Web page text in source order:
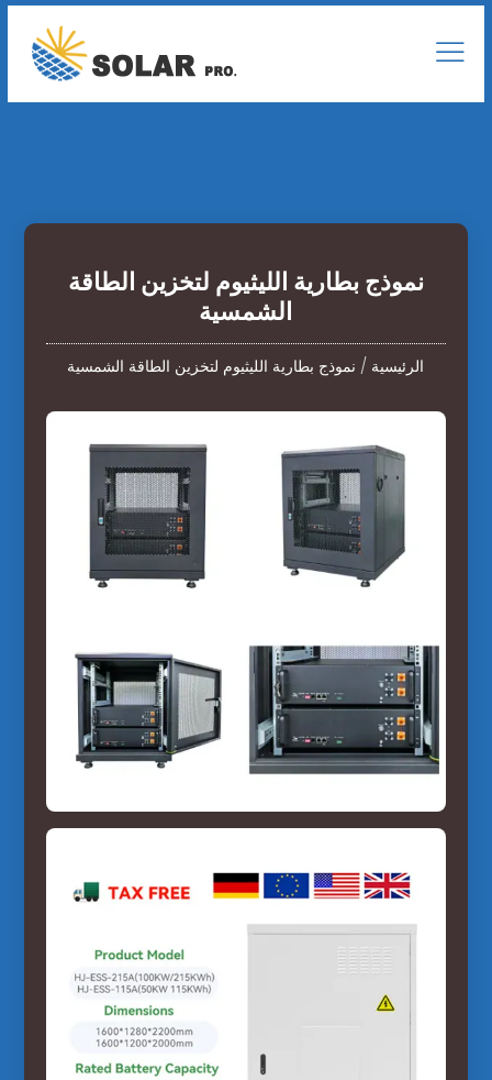
نموذج بطارية الليثيوم لتخزين الطاقة
الشمسية
الرئيسية / نموذج بطارية الليثيوم لتخزين الطاقة الشمسية